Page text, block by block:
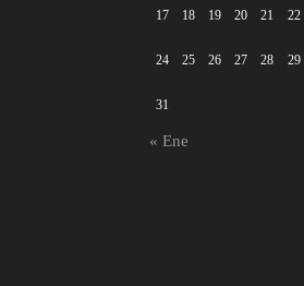
17 18 19 20 21 22
24 25 26 27 28 29
31
« Ene